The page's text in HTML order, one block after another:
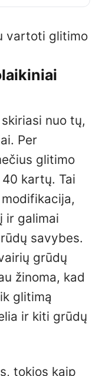
vartoti glitimo
nuo tų,
Per
glitimo
kartų. Tai
ir galimai
savybes.
grūdų
žinoma, kad
glitimą
ir kiti grūdų
tokios kaip